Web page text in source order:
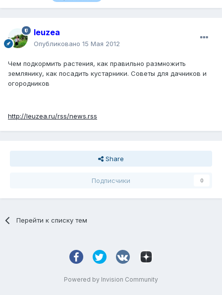
leuzea
Опубликовано 15 Мая 2012
Чем подкормить растения, как правильно размножить
землянику, как посадить кустарники. Советы для дачников и
огородников
http://leuzea.ru/rss/news.rss
Share
Подписчики 0
Перейти к списку тем
Powered by Invision Community